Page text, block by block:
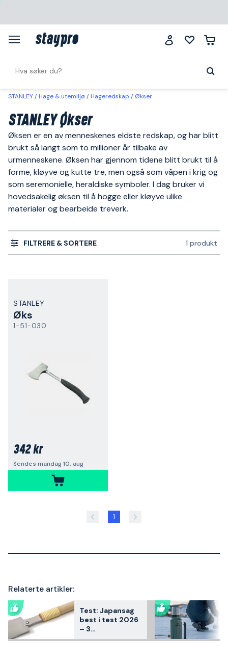
STANLEY Hage & utemiljø Hageredskap Økser
STANLEY Økser
Øksen er en av menneskenes eldste redskap, og har blitt
brukt så langt som to millioner år tilbake av
urmenneskene. Øksen har gjennom tidene blitt brukt til å
forme, kløyve og kutte tre, men også som våpen i krig og
som seremonielle, heraldiske symboler. I dag bruker vi
hovedsakelig øksen til å hogge eller kløyve ulike
materialer og bearbeide treverk.
FILTRERE & SORTERE 1 produkt
STANLEY
Øks
1-51-030
342 kr
Sendes mandag 10. aug
1
Relaterte artikler:
Test: Japansag
best i test 2026
– 3
kundfavoritter